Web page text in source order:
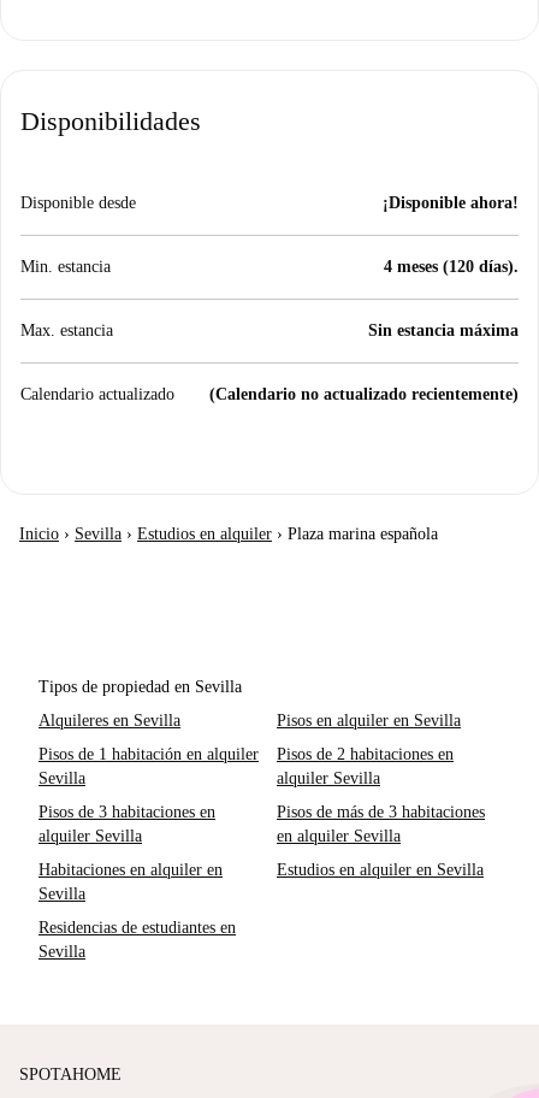
Disponibilidades
Disponible desde ¡Disponible ahora!
Min. estancia 4 meses (120 días).
Max. estancia Sin estancia máxima
Calendario actualizado (Calendario no actualizado recientemente)
Inicio › Sevilla › Estudios en alquiler › Plaza marina española
Tipos de propiedad en Sevilla
Alquileres en Sevilla
Pisos en alquiler en Sevilla
Pisos de 1 habitación en alquiler
Sevilla
Pisos de 2 habitaciones en
alquiler Sevilla
Pisos de 3 habitaciones en
alquiler Sevilla
Pisos de más de 3 habitaciones
en alquiler Sevilla
Habitaciones en alquiler en
Sevilla
Estudios en alquiler en Sevilla
Residencias de estudiantes en
Sevilla
SPOTAHOME